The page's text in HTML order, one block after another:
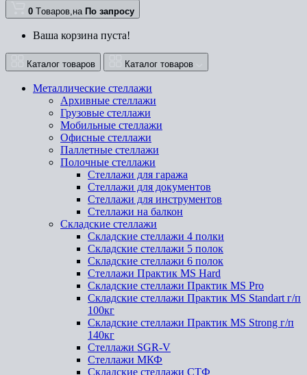
0 Tоваров,на По запросу
Ваша корзина пуста!
Каталог товаров Каталог товаров
Металлические стеллажи
Архивные стеллажи
Грузовые стеллажи
Мобильные стеллажи
Офисные стеллажи
Паллетные стеллажи
Полочные стеллажи
Стеллажи для гаража
Стеллажи для документов
Стеллажи для инструментов
Стеллажи на балкон
Складские стеллажи
Складские стеллажи 4 полки
Складские стеллажи 5 полок
Складские стеллажи 6 полок
Стеллажи Практик MS Hard
Складские стеллажи Практик MS Pro
Складские стеллажи Практик MS Standart г/п
100кг
Складские стеллажи Практик MS Strong г/п
140кг
Стеллажи SGR-V
Стеллажи МКФ
Складские стеллажи СТФ